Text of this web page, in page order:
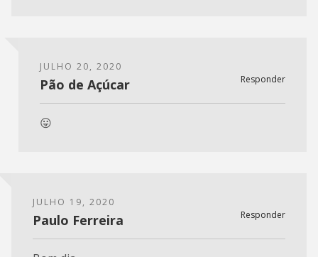
JULHO 20, 2020
Responder
Pão de Açúcar
😛
JULHO 19, 2020
Responder
Paulo Ferreira